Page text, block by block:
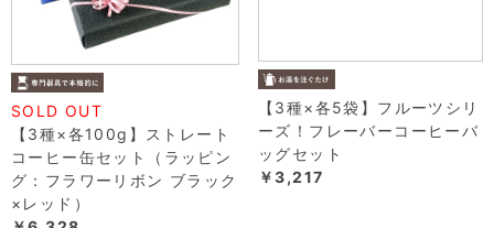
SOLD OUT
【3種×各100g】ストレート
コーヒー缶セット（ラッピン
グ：フラワーリボン ブラック
×レッド）
【3種×各5袋】フルーツシリ
ーズ！フレーバーコーヒーバ
ッグセット
￥3,217